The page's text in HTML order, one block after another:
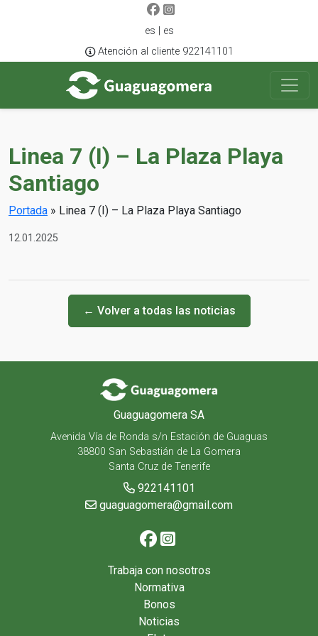
es | es
Atención al cliente 922141101
Linea 7 (I) – La Plaza Playa
Santiago
Portada » Linea 7 (I) – La Plaza Playa Santiago
12.01.2025
← Volver a todas las noticias
Guaguagomera SA
Avenida Vía de Ronda s/n Estación de Guaguas
38800 San Sebastián de La Gomera
Santa Cruz de Tenerife
922141101
guaguagomera@gmail.com
Trabaja con nosotros
Normativa
Bonos
Noticias